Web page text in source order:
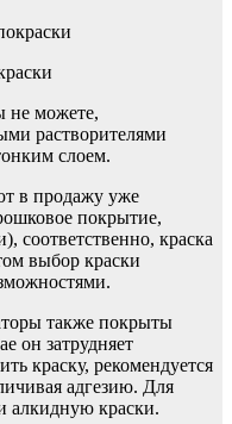
не можете,
растворителями
слоем.
в продажу уже
покрытие,
соответственно, краска
выбор краски
также покрыты
он затрудняет
краску, рекомендуется
адгезию. Для
алкидную краски.